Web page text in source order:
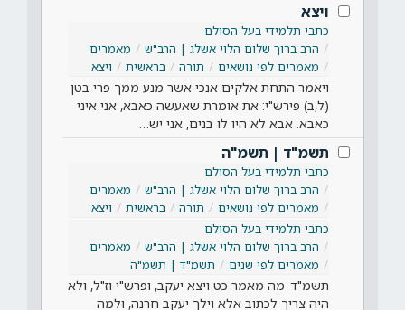
ויצא
כתבי תלמידי בעל הסולם
הרב ברוך שלום הלוי אשלג | הרב"ש
מאמרים
מאמרים לפי נושאים
תורה בראשית ויצא
ויאמר התחת אלקים אנכי אשר מנע ממך פרי בטן
(ל,ב) פירש"י: את אומרת שאעשה כאבא, אני איני
כאבא. אבא לא היו לו בנים, אני יש…
תשמ"ד | תשמ"ה
כתבי תלמידי בעל הסולם
הרב ברוך שלום הלוי אשלג | הרב"ש
מאמרים
מאמרים לפי נושאים
תורה בראשית
ויצא
כתבי תלמידי בעל הסולם
הרב ברוך שלום הלוי אשלג | הרב"ש
מאמרים
מאמרים לפי שנים
תשמ"ד | תשמ"ה
תשמ"ד-מה מאמר כט ויצא יעקב, ופרש"י וז"ל, ולא
היה צריך לכתוב אלא וילך יעקב חרנה, ולמה